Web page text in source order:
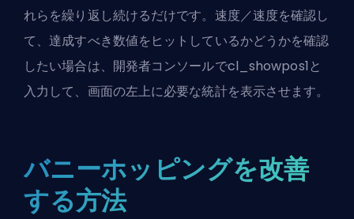
れらを繰り返し続けるだけです。速度／速度を確認し
て、達成すべき数値をヒットしているかどうかを確認
したい場合は、開発者コンソールでcl_showpos1と
入力して、画面の左上に必要な統計を表示させます。
バニーホッピングを改善
する方法